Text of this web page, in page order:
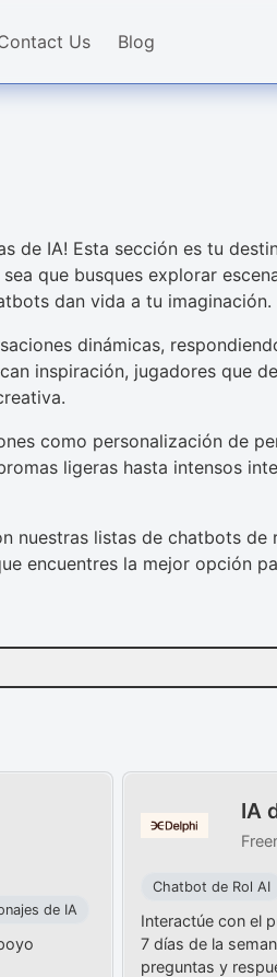
Us Blog
de IA! Esta sección es tu
que busques explorar
dan vida a tu imaginación.
dinámicas,
inspiración, jugadores que
como personalización de
ligeras hasta intensos
nuestras listas de chatbots de
encuentres la mejor opción
de IA
IA
Chatbot de Rol AI
Interactúe con el
7 días de la
preguntas y